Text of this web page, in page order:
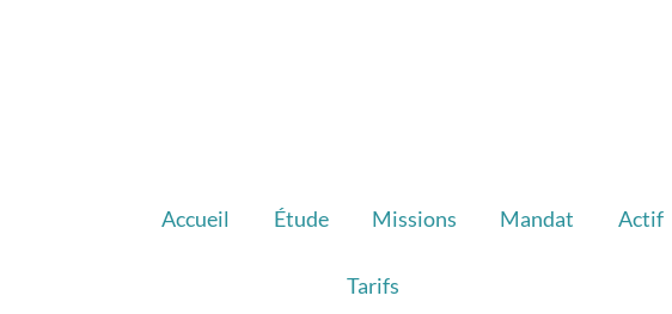
Accueil Étude Missions Mandat Actif
Tarifs